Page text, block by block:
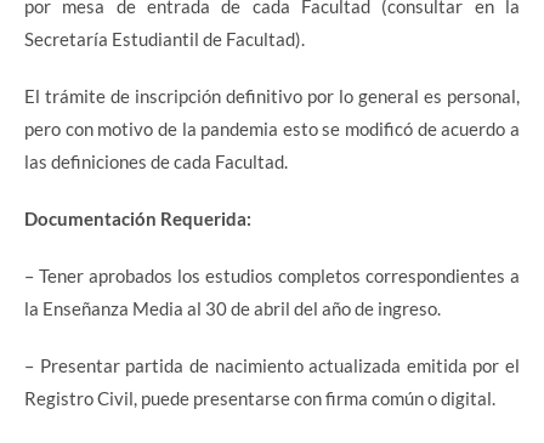
por mesa de entrada de cada Facultad (consultar en la
Secretaría Estudiantil de Facultad).
El trámite de inscripción definitivo por lo general es personal,
pero con motivo de la pandemia esto se modificó de acuerdo a
las definiciones de cada Facultad.
Documentación Requerida:
– Tener aprobados los estudios completos correspondientes a
la Enseñanza Media al 30 de abril del año de ingreso.
– Presentar partida de nacimiento actualizada emitida por el
Registro Civil, puede presentarse con firma común o digital.